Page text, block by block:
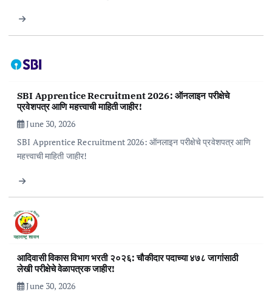
SBI Apprentice Recruitment 2026: ऑनलाइन परीक्षेचे
प्रवेशपत्र आणि महत्त्वाची माहिती जाहीर!
June 30, 2026
SBI Apprentice Recruitment 2026: ऑनलाइन परीक्षेचे प्रवेशपत्र आणि
महत्त्वाची माहिती जाहीर!
आदिवासी विकास विभाग भरती २०२६: चौकीदार पदाच्या ४७८ जागांसाठी
लेखी परीक्षेचे वेळापत्रक जाहीर!
June 30, 2026